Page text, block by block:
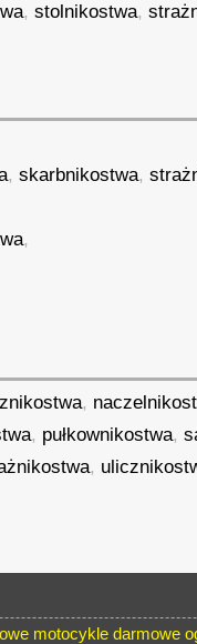
,stolnikostwa,
,skarbnikostwa,
,
,
, pułkownikostwa,
,
motocykle darmowe